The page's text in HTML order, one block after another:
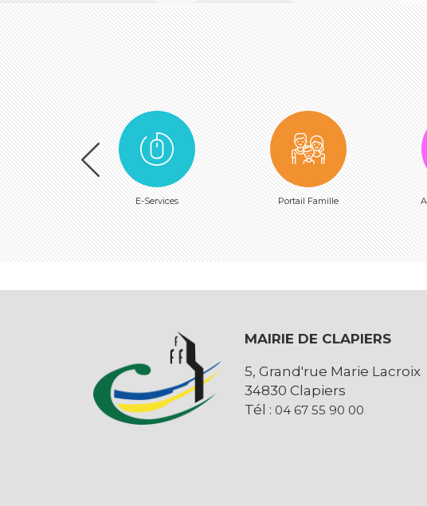
E-Services Portail Famille
MAIRIE DE CLAPIERS
5, Grand'rue Marie Lacroix
34830 Clapiers
Tél : 04 67 55 90 00